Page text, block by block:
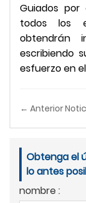
Guiados por
todos los
obtendrán
escribiendo
esfuerzo en
← Anterior
Obtenga el
lo antes
nombre :